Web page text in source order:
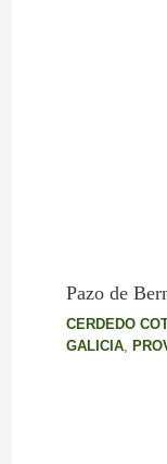
Pazo de
CERDEDO
GALICIA,